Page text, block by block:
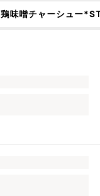
鶏味噌チャーシュー